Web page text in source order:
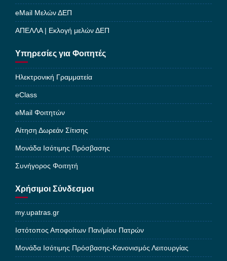
eMail Μελών ΔΕΠ
ΑΠΕΛΛΑ | Εκλογή μελών ΔΕΠ
Υπηρεσίες για Φοιτητές
Ηλεκτρονική Γραμματεία
eClass
eMail Φοιτητών
Αίτηση Δωρεάν Σίτισης
Μονάδα Ισότιμης Πρόσβασης
Συνήγορος Φοιτητή
Χρήσιμοι Σύνδεσμοι
my.upatras.gr
Ιστότοπος Αποφοίτων Παν/μίου Πατρών
Μονάδα Ισότιμης Πρόσβασης-Κανονισμός Λειτουργίας